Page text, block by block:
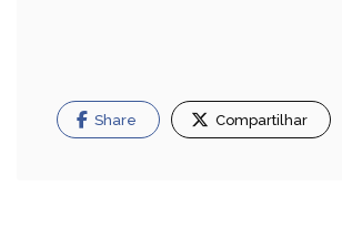
Share Compartilhar